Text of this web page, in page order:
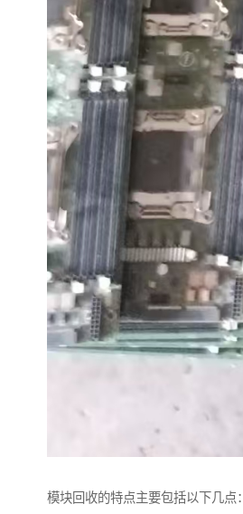
模块回收的特点主要包括以下几点：